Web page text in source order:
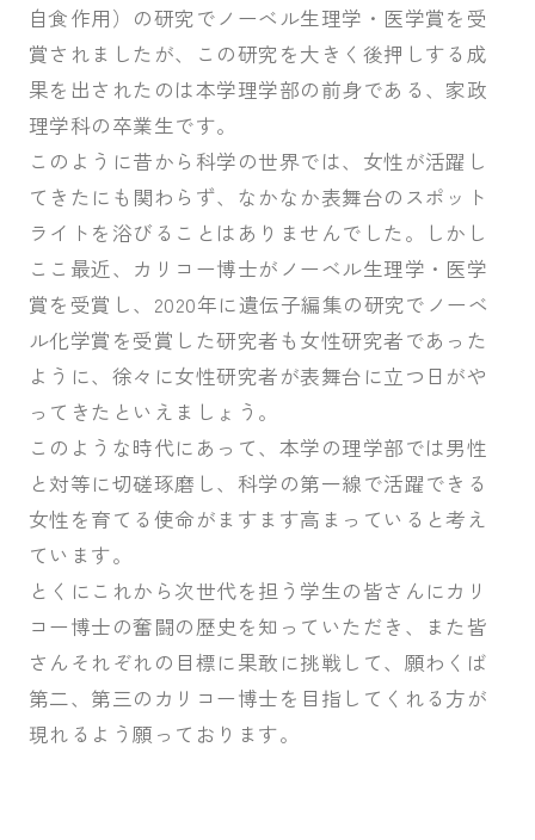
自食作用）の研究でノーベル生理学・医学賞を受
賞されましたが、この研究を大きく後押しする成
果を出されたのは本学理学部の前身である、家政
理学科の卒業生です。
このように昔から科学の世界では、女性が活躍し
てきたにも関わらず、なかなか表舞台のスポット
ライトを浴びることはありませんでした。しかし
ここ最近、カリコー博士がノーベル生理学・医学
賞を受賞し、2020年に遺伝子編集の研究でノーベ
ル化学賞を受賞した研究者も女性研究者であった
ように、徐々に女性研究者が表舞台に立つ日がや
ってきたといえましょう。
このような時代にあって、本学の理学部では男性
と対等に切磋琢磨し、科学の第一線で活躍できる
女性を育てる使命がますます高まっていると考え
ています。
とくにこれから次世代を担う学生の皆さんにカリ
コー博士の奮闘の歴史を知っていただき、また皆
さんそれぞれの目標に果敢に挑戦して、願わくば
第二、第三のカリコー博士を目指してくれる方が
現れるよう願っております。